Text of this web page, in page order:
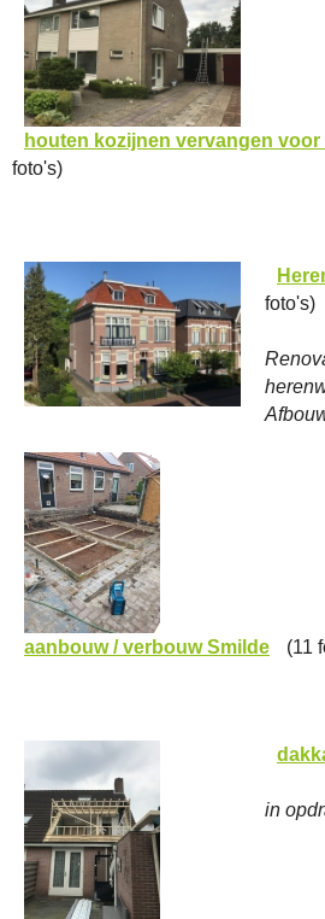
houten kozijnen vervangen
foto's)
foto's)
aanbouw / verbouw Smilde (11
in